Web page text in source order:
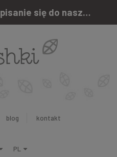
5% RABATU za zapisanie się do naszego newslettera
blog kontakt